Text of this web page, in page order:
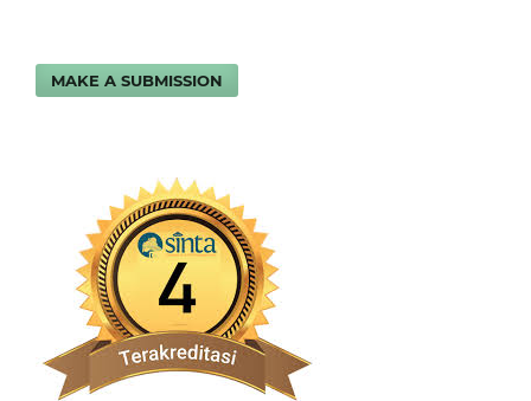
MAKE A SUBMISSION